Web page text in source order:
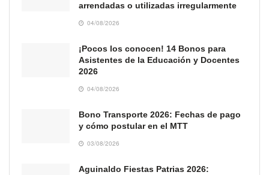
arrendadas o utilizadas irregularmente
04/08/2026
¡Pocos los conocen! 14 Bonos para
Asistentes de la Educación y Docentes
2026
04/08/2026
Bono Transporte 2026: Fechas de pago
y cómo postular en el MTT
03/08/2026
Aguinaldo Fiestas Patrias 2026: